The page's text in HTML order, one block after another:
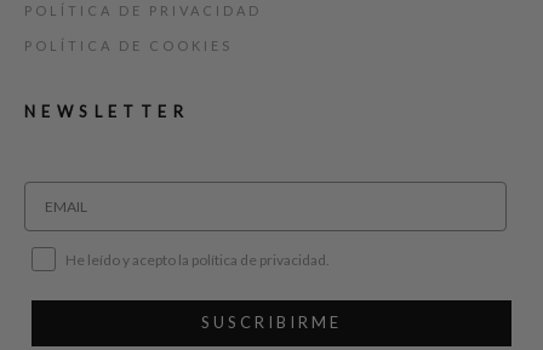
POLÍTICA DE PRIVACIDAD
POLÍTICA DE COOKIES
NEWSLETTER
He leído y acepto la política de privacidad.
SUSCRIBIRME